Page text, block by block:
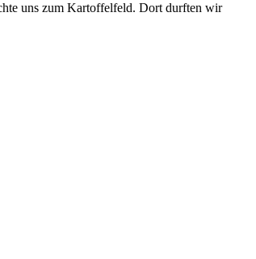
uns zum Kartoffelfeld. Dort durften wir